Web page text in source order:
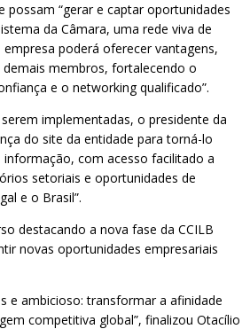
possam “gerar e captar oportunidades
da Câmara, uma rede viva de
poderá oferecer vantagens,
membros, fortalecendo o
e o networking qualificado”.
implementadas, o presidente da
do site da entidade para torná-lo
informação, com acesso facilitado a
setoriais e oportunidades de
e o Brasil”.
destacando a nova fase da CCILB
novas oportunidades empresariais
e ambicioso: transformar a afinidade
competitiva global”, finalizou Otacílio